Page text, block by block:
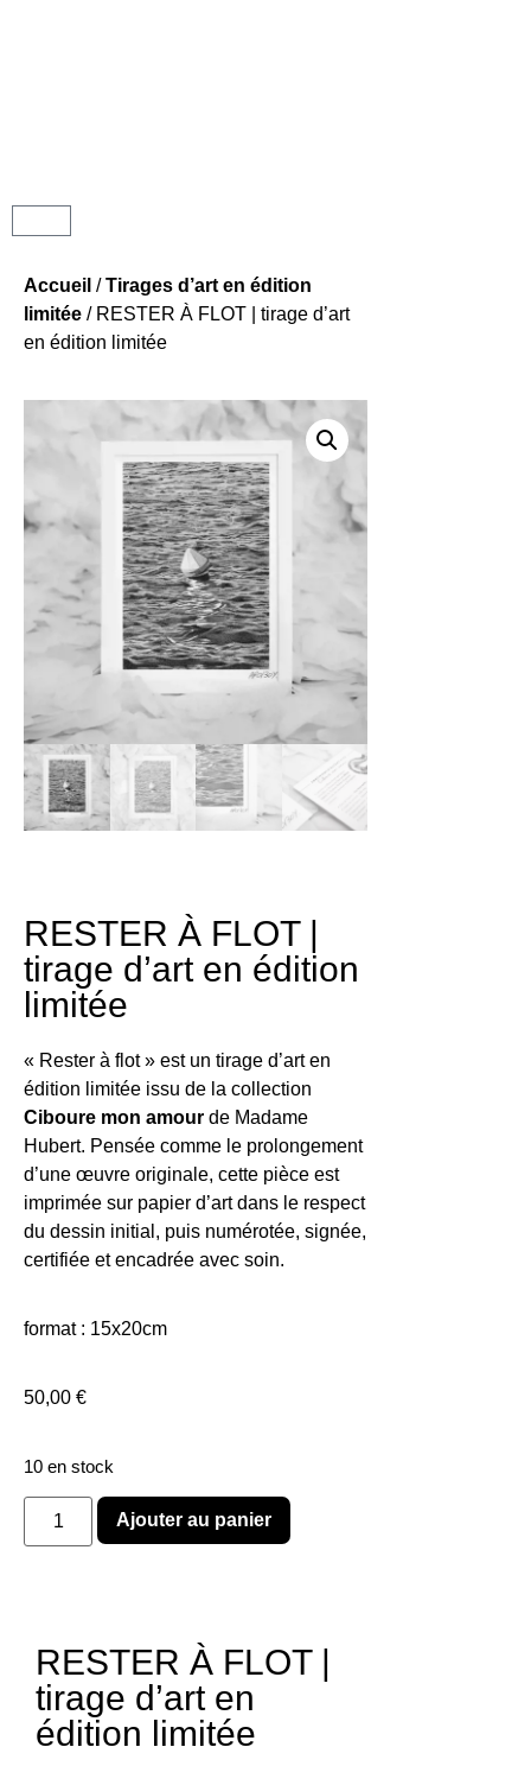
Accueil /Tirages d’art en édition
limitée / RESTER À FLOT | tirage d’art
en édition limitée
RESTER À FLOT |
tirage d’art en édition
limitée
« Rester à flot » est un tirage d’art en
édition limitée issu de la collection
Ciboure mon amour de Madame
Hubert. Pensée comme le prolongement
d’une œuvre originale, cette pièce est
imprimée sur papier d’art dans le respect
du dessin initial, puis numérotée, signée,
certifiée et encadrée avec soin.
format : 15x20cm
50,00 €
10 en stock
Ajouter au panier
RESTER À FLOT |
tirage d’art en
édition limitée